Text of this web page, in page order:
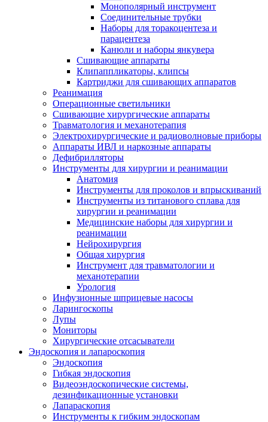
Монополярный инструмент
Соединительные трубки
Наборы для торакоцентеза и
парацентеза
Канюли и наборы янкувера
Сшивающие аппараты
Клипаппликаторы, клипсы
Картриджи для сшивающих аппаратов
Реанимация
Операционные светильники
Сшивающие хирургические аппараты
Травматология и механотерапия
Электрохирургические и радиоволновые приборы
Аппараты ИВЛ и наркозные аппараты
Дефибрилляторы
Инструменты для хирургии и реанимации
Анатомия
Инструменты для проколов и впрыскиваний
Инструменты из титанового сплава для
хирургии и реанимации
Медицинские наборы для хирургии и
реанимации
Нейрохирургия
Общая хирургия
Инструмент для травматологии и
механотерапии
Урология
Инфузионные шприцевые насосы
Ларингоскопы
Лупы
Мониторы
Хирургические отсасыватели
Эндоскопия и лапароскопия
Эндоскопия
Гибкая эндоскопия
Видеоэндоскопические системы,
дезинфикационные установки
Лапараскопия
Инструменты к гибким эндоскопам